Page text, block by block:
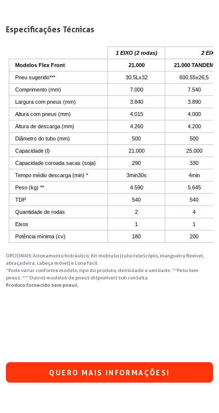
Especificações Técnicas
1 EIXO (2 rodas) 2
Modelos Flex Front 21.000 21.000 TANDEM
Pneu sugerido*** 30.5Lx32 600.55x26,5
Comprimento (mm) 7.000 7.540
Largura com pneus (mm) 3.840 3.890
Altura com pneus (mm) 4.015 4.000
Altura de descarga (mm) 4.260 4.200
Diâmetro do tubo (mm) 500 500
Capacidade (l) 21.000 25.000
Capacidade coroada sacas (soja) 290 330
Tempo médio descarga (min) * 3min30s 4min
Peso (kg) ** 4.590 5.645
TDP 540 540
Quantidade de rodas 2 4
Eixos 1 1
Potência mínima (cv) 180 200
OPCIONAIS: Acionamento hidráulico; Kit multiuso (tubo telescópio, mangueira flexível,
abraçadeira, cabeça móvel) e Lona fácil.
*Pode variar conforme modelo, tipo do produto, densidade e umidade. **Peso sem
pneus. ***Outros modelos de pneus disponíveis sob consulta.
Produto fornecido sem pneus.
QUERO MAIS INFORMAÇÕES!